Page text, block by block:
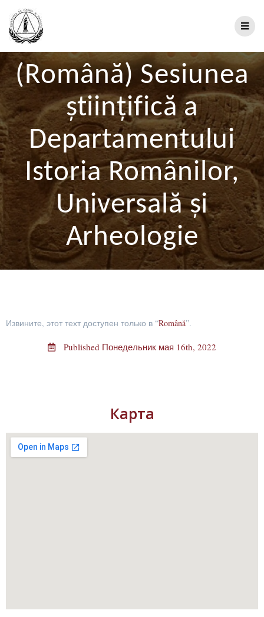
(Română) Sesiunea
științifică a
Departamentului
Istoria Românilor,
Universală și
Arheologie
Извините, этот техт доступен только в “Română”.
Published Понедельник мая 16th, 2022
Карта